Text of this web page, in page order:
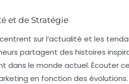
et de Stratégie
sur l’actualité et les
partagent des histoires
dans le monde actuel. Écouter
en fonction des évolutions.